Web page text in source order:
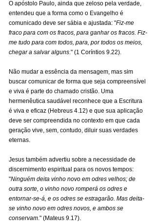
O apóstolo Paulo, ainda que zeloso pela verdade,
entendeu que a forma como o Evangelho é
comunicado deve ser sábia e ajustada: "Fiz-me
fraco para com os fracos, para ganhar os fracos. Fiz-
me tudo para com todos, para, por todos os meios,
chegar a salvar alguns." (1 Coríntios 9.22).
Não mudar a essência da mensagem, mas sim
buscar comunicar de forma que seja compreensível
e viva é parte do chamado cristão. Uma
hermenêutica saudável reconhece que a Escritura
é viva e eficaz (Hebreus 4.12) e que sua aplicação
deve ser compreendida no contexto em que cada
geração vive, sem, contudo, diluir suas verdades
eternas.
Jesus também advertiu sobre a necessidade de
discernimento espiritual para os novos tempos:
"Ninguém deita vinho novo em odres velhos; de
outra sorte, o vinho novo romperá os odres e
entornar-se-á, e os odres se estragarão. Mas deita-
se vinho novo em odres novos, e ambos se
conservam." (Mateus 9.17).